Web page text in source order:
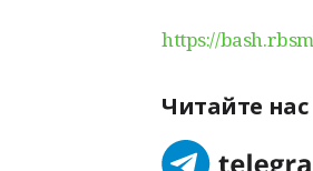
https://
Читайте нас